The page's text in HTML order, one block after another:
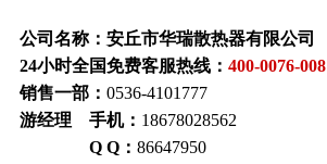
公司名称：安丘市华瑞散热器有限公司
24小时全国免费客服热线： 400-0076-008
销售一部： 0536-4101777
游经理 手机： 18678028562
Q Q： 86647950